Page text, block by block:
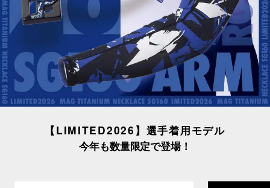
【LIMITED2026】選手着用モデル
今年も数量限定で登場！